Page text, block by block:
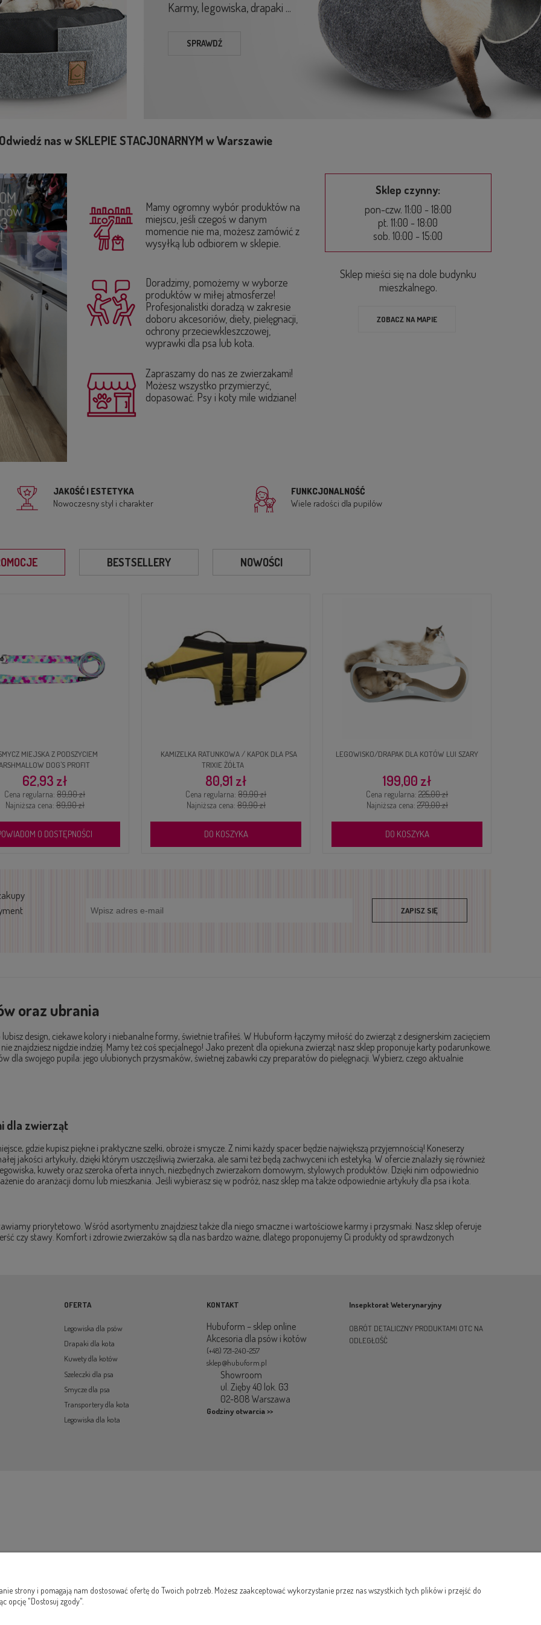
Karmy, legowiska, drapaki ...
SPRAWDŹ
Odwiedź nas w SKLEPIE STACJONARNYM w Warszawie
Mamy ogromny wybór produktów na
miejscu, jeśli czegoś w danym
momencie nie ma, możesz zamówić z
wysyłką lub odbiorem w sklepie.
Doradzimy, pomożemy w wyborze
produktów w miłej atmosferze!
Profesjonalistki doradzą w zakresie
doboru akcesoriów, diety, pielęgnacji,
ochrony przeciewkleszczowej,
wyprawki dla psa lub kota.
Zapraszamy do nas ze zwierzakami!
Możesz wszystko przymierzyć,
dopasować. Psy i koty mile widziane!
Sklep czynny:
pon-czw. 11:00 - 18:00
pt. 11:00 - 18:00
sob. 10:00 - 15:00
Sklep mieści się na dole budynku
mieszkalnego.
ZOBACZ NA MAPIE
JAKOŚĆ I ESTETYKA
Nowoczesny styl i charakter
FUNKCJONALNOŚĆ
Wiele radości dla pupilów
BESTSELLERY NOWOŚCI
RATUNKOWA / KAPOK DLA PSA
TRIXIE ŻÓŁTA
80,91 zł
Cena regularna: 89,90 zł
Najniższa cena:89,90 zł
DO KOSZYKA
LEGOWISKO/DRAPAK DLA KOTÓW LUI SZARY
199,00 zł
Cena regularna: 225,00 zł
Najniższa cena:279,00 zł
DO KOSZYKA
LEGOWISKO/DRAPAK DLA KOTÓW LUI
199,00 zł
Cena regularna: 225,00 zł
Najniższa cena:279,00 zł
DO KOSZYKA
ZAPISZ SIĘ
oraz ubrania
design, ciekawe kolory i niebanalne formy, świetnie trafiłeś. W Hubuform łączymy miłość do zwierząt z designerskim zacięciem
znajdziesz nigdzie indziej. Mamy też coś specjalnego! Jako prezent dla opiekuna zwierząt nasz sklep proponuje karty podarunkowe.
dla swojego pupila: jego ulubionych przysmaków, świetnej zabawki czy preparatów do pielęgnacji. Wybierz, czego aktualnie
dla zwierząt
gdzie kupisz piękne i praktyczne szelki, obroże i smycze. Z nimi każdy spacer będzie największą przyjemnością! Koneserzy
jakości artykuły, dzięki którym uszczęśliwią zwierzaka, ale sami też będą zachwyceni ich estetyką. W ofercie znalazły się również
kuwety oraz szeroka oferta innych, niezbędnych zwierzakom domowym, stylowych produktów. Dzięki nim odpowiednio
do aranżacji domu lub mieszkania. Jeśli wybierasz się w podróż, nasz sklep ma także odpowiednie artykuły dla psa i kota.
priorytetowo. Wśród asortymentu znajdziesz także dla niego smaczne i wartościowe karmy i przysmaki. Nasz sklep oferuje
czy stawy. Komfort i zdrowie zwierzaków są dla nas bardzo ważne, dlatego proponujemy Ci produkty od sprawdzonych
OFERTA
Legowiska dla psów
Drapaki dla kota
Kuwety dla kotów
Szeleczki dla psa
Smycze dla psa
Transportery dla kota
Legowiska dla kota
KONTAKT
Hubuform – sklep online
Akcesoria dla psów i kotów
(+48) 721-240-257
sklep@hubuform.pl
Showroom
ul. Zięby 40 lok. G3
02-808 Warszawa
Godziny otwarcia >>
Insepktorat Weterynaryjny
OBRÓT DETALICZNY PRODUKTAMI OTC NA
ODLEGŁOŚĆ
strony i pomagają nam dostosować ofertę do Twoich potrzeb. Możesz zaakceptować wykorzystanie przez nas wszystkich tych plików i przejść do
opcję "Dostosuj zgody".